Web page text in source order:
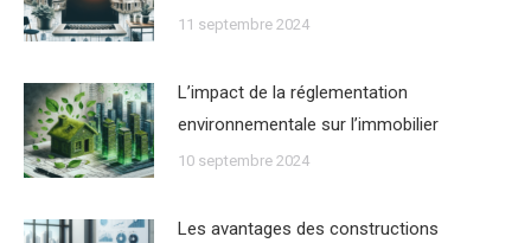
11 septembre 2024
Lʼimpact de la réglementation
environnementale sur lʼimmobilier
10 septembre 2024
Les avantages des constructions